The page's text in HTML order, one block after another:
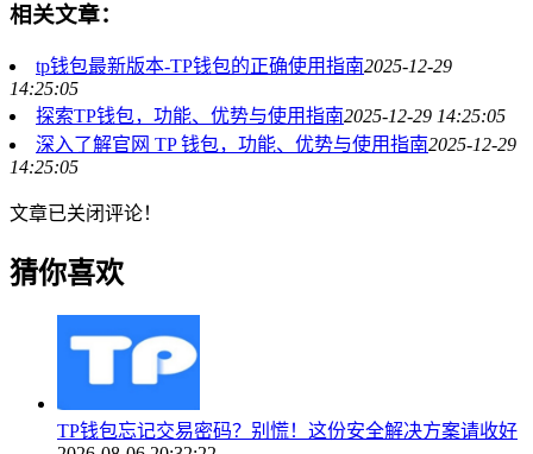
相关文章：
tp钱包最新版本-TP钱包的正确使用指南2025-12-29
14:25:05
探索TP钱包，功能、优势与使用指南2025-12-29 14:25:05
深入了解官网 TP 钱包，功能、优势与使用指南2025-12-29
14:25:05
文章已关闭评论！
猜你喜欢
TP钱包忘记交易密码？别慌！这份安全解决方案请收好